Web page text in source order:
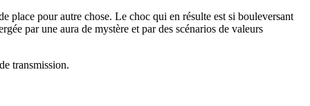
place pour autre chose. Le choc qui en résulte est si bouleversant
par une aura de mystère et par des scénarios de valeurs
transmission.